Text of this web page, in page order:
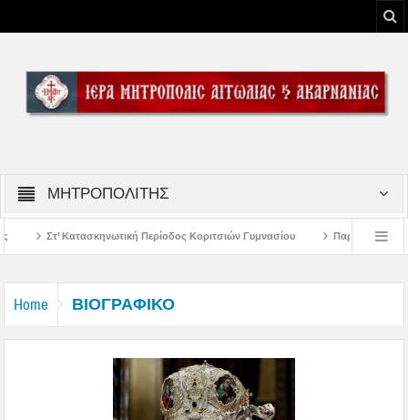
ΜΗΤΡΟΠΟΛΙΤΗΣ
Περίοδος Κοριτσιών Γυμνασίου Παρακλήσεις πρώτης
Home ΒΙΟΓΡΑΦΙΚΟ